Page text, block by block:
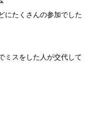
にたくさんの参加でした
ミスをした人が交代して